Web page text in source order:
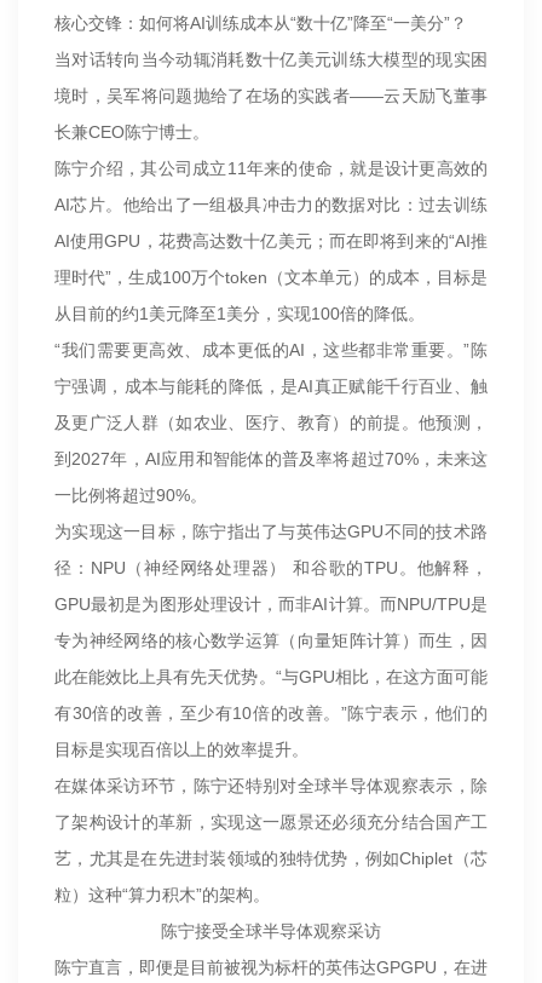
核心交锋：如何将AI训练成本从“数十亿”降至“一美分”？
当对话转向当今动辄消耗数十亿美元训练大模型的现实困
境时，吴军将问题抛给了在场的实践者——云天励飞董事
长兼CEO陈宁博士。
陈宁介绍，其公司成立11年来的使命，就是设计更高效的
AI芯片。他给出了一组极具冲击力的数据对比：过去训练
AI使用GPU，花费高达数十亿美元；而在即将到来的“AI推
理时代”，生成100万个token（文本单元）的成本，目标是
从目前的约1美元降至1美分，实现100倍的降低。
“我们需要更高效、成本更低的AI，这些都非常重要。”陈
宁强调，成本与能耗的降低，是AI真正赋能千行百业、触
及更广泛人群（如农业、医疗、教育）的前提。他预测，
到2027年，AI应用和智能体的普及率将超过70%，未来这
一比例将超过90%。
为实现这一目标，陈宁指出了与英伟达GPU不同的技术路
径：NPU（神经网络处理器） 和谷歌的TPU。他解释，
GPU最初是为图形处理设计，而非AI计算。而NPU/TPU是
专为神经网络的核心数学运算（向量矩阵计算）而生，因
此在能效比上具有先天优势。“与GPU相比，在这方面可能
有30倍的改善，至少有10倍的改善。”陈宁表示，他们的
目标是实现百倍以上的效率提升。
在媒体采访环节，陈宁还特别对全球半导体观察表示，除
了架构设计的革新，实现这一愿景还必须充分结合国产工
艺，尤其是在先进封装领域的独特优势，例如Chiplet（芯
粒）这种“算力积木”的架构。
陈宁接受全球半导体观察采访
陈宁直言，即便是目前被视为标杆的英伟达GPGPU，在进